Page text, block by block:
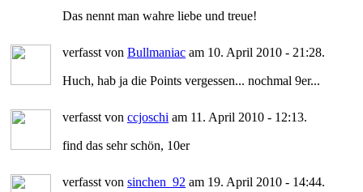
Das nennt man wahre liebe und treue!
verfasst von Bullmaniac am 10. April 2010 - 21:28.
Huch, hab ja die Points vergessen... nochmal 9er...
verfasst von ccjoschi am 11. April 2010 - 12:13.
find das sehr schön, 10er
verfasst von sinchen_92 am 19. April 2010 - 14:44.